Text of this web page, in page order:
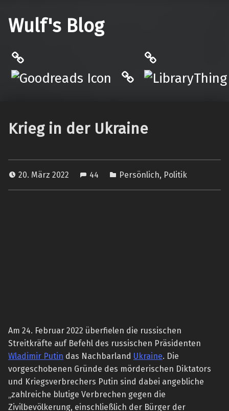
Wulf's Blog
Hardcover.App
Krieg in der Ukraine
20. März 2022 44 Persönlich, Politik
Am 24. Februar 2022 überfielen die russischen
Streitkräfte auf Befehl des russischen Präsidenten
Wladimir Putin das Nachbarland Ukraine. Die
vorgeschobenen Gründe des mörderischen Diktators
und Kriegsverbrechers Putin sind dabei angebliche
„zahlreiche blutige Verbrechen gegen die
Zivilbevölkerung, einschließlich der Bürger der